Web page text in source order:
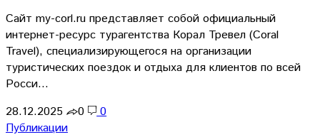
Сайт my-corl.ru представляет собой официальный
интернет-ресурс турагентства Корал Тревел (Coral
Travel), специализирующегося на организации
туристических поездок и отдыха для клиентов по всей
Росси…
28.12.2025
0
0
Публикации